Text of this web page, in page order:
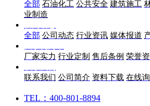
全部 石油化工 公共安全 建筑施工
业制造
全部 公司动态 行业资讯 媒体报道
厂家实力 行业定制 售后条例 荣誉
联系我们 公司简介 资料下载 在线
TEL：400-801-8894